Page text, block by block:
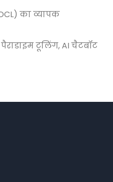
का व्यापक
टूलिंग, AI चैटबॉट